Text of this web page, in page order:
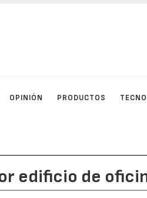
OPINIÓN PRODUCTOS
edificio de